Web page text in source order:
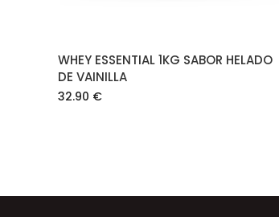
WHEY ESSENTIAL 1KG SABOR HELADO
DE VAINILLA
32.90 €